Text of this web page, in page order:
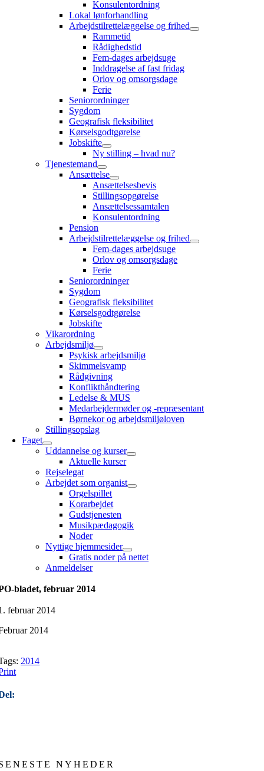
Konsulentordning
Lokal lønforhandling
Arbejdstilrettelæggelse og frihed
Rammetid
Rådighedstid
Fem-dages arbejdsuge
Inddragelse af fast fridag
Orlov og omsorgsdage
Ferie
Seniorordninger
Sygdom
Geografisk fleksibilitet
Kørselsgodtgørelse
Jobskifte
Ny stilling – hvad nu?
Tjenestemand
Ansættelse
Ansættelsesbevis
Stillingsopgørelse
Ansættelsessamtalen
Konsulentordning
Pension
Arbejdstilrettelæggelse og frihed
Fem-dages arbejdsuge
Orlov og omsorgsdage
Ferie
Seniorordninger
Sygdom
Geografisk fleksibilitet
Kørselsgodtgørelse
Jobskifte
Vikarordning
Arbejdsmiljø
Psykisk arbejdsmiljø
Skimmelsvamp
Rådgivning
Konflikthåndtering
Ledelse & MUS
Medarbejdermøder og -repræsentant
Børnekor og arbejdsmiljøloven
Stillingsopslag
Faget
Uddannelse og kurser
Aktuelle kurser
Rejselegat
Arbejdet som organist
Orgelspillet
Korarbejdet
Gudstjenesten
Musikpædagogik
Noder
Nyttige hjemmesider
Gratis noder på nettet
Anmeldelser
bladet, februar 2014
februar 2014
2014
2014
NYHEDER